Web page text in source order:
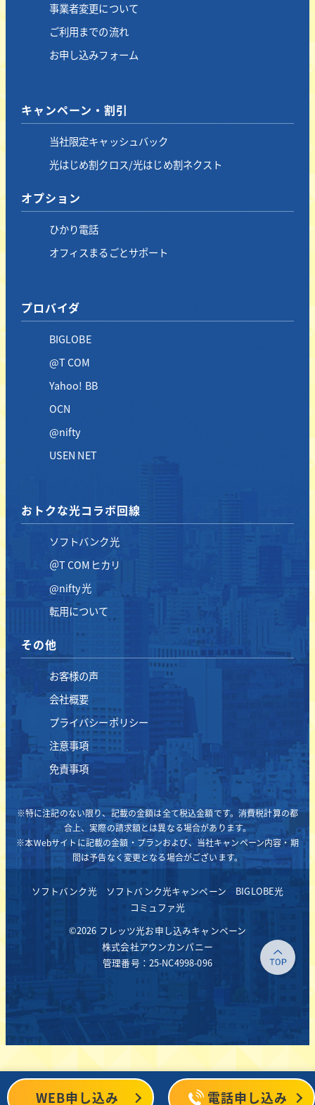
事業者変更について
ご利用までの流れ
お申し込みフォーム
キャンペーン・割引
当社限定キャッシュバック
光はじめ割クロス/光はじめ割ネクスト
オプション
ひかり電話
オフィスまるごとサポート
プロバイダ
BIGLOBE
@T COM
Yahoo! BB
OCN
@nifty
USEN NET
おトクな光コラボ回線
ソフトバンク光
＠T COMヒカリ
@nifty光
転用について
その他
お客様の声
会社概要
プライバシーポリシー
注意事項
免責事項
※特に注記のない限り、記載の金額は全て税込金額です。消費税計算の都
合上、実際の請求額とは異なる場合があります。
※本Webサイトに記載の金額・プランおよび、当社キャンペーン内容・期
間は予告なく変更となる場合がございます。
ソフトバンク光 ソフトバンク光キャンペーン
BIGLOBE光
コミュファ光
WEB申し込み 電話申し込み
©2026 フレッツ光お申し込みキャンペーン
株式会社アウンカンパニー
管理番号：25-NC4998-096